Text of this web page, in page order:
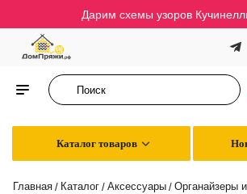
Дарим схемы узоров
Каталог товаров
Главная / Каталог / Аксессуары / Органайзеры